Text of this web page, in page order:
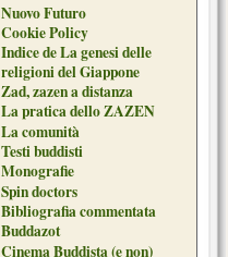
Nuovo Futuro
Cookie Policy
Indice de La genesi delle
religioni del Giappone
Zad, zazen a distanza
La pratica dello ZAZEN
La comunità
Testi buddisti
Monografie
Spin doctors
Bibliografia commentata
Buddazot
Cinema Buddista (e non)